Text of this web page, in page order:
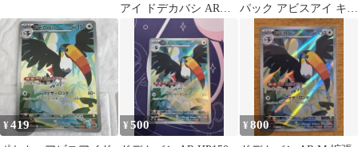
アイ ドデカバシ AR
092/081
パック アビスアイ キラ
092/081
¥419 ¥500 ¥800